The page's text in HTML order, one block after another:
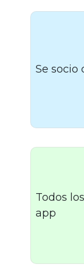
Se socio
Todos
app